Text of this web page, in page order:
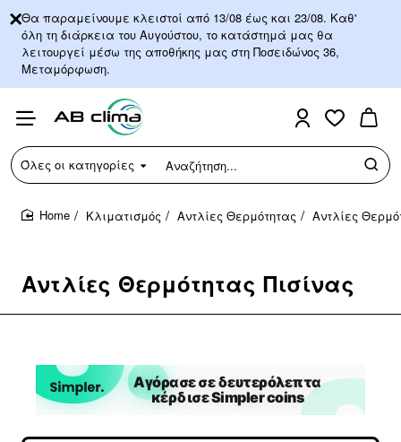
Θα παραμείνουμε κλειστοί από 13/08 έως και 23/08. Καθ'
όλη τη διάρκεια του Αυγούστου, το κατάστημά μας θα
λειτουργεί μέσω της αποθήκης μας στη Ποσειδώνος 36,
Μεταμόρφωση.
Όλες οι κατηγορίες
Αναζήτηση...
Αντλίες Θερμότητας Πισίνας
Κλιματισμός Αντλίες Θερμότητας Αντλίες